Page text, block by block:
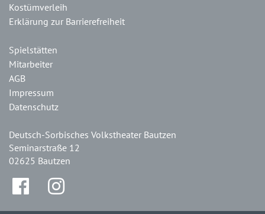
Kostümverleih
Erklärung zur Barrierefreiheit
Spielstätten
Mitarbeiter
AGB
Impressum
Datenschutz
Deutsch-Sorbisches Volkstheater Bautzen
Seminarstraße 12
02625 Bautzen